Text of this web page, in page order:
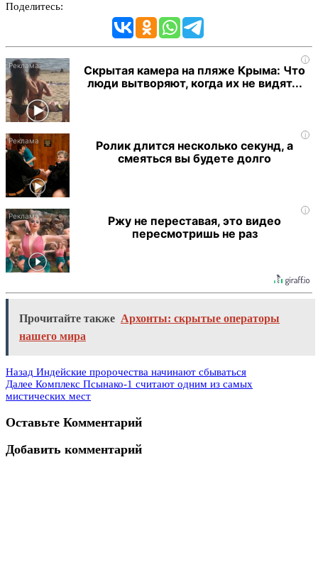
Поделитесь:
i
Скрытая камера на пляже Крыма: Что
люди вытворяют, когда их не видят...
i
Ролик длится несколько секунд, а
смеяться вы будете долго
i
Ржу не переставая, это видео
пересмотришь не раз
Прочитайте также Архонты: скрытые операторы
нашего мира
Назад Индейские пророчества начинают сбываться
Далее Комплекс Псынако-1 считают одним из самых
мистических мест
Оставьте Комментарий
Добавить комментарий